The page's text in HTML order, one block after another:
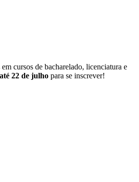
em cursos de bacharelado, licenciatura e
até 22 de julho para se inscrever!